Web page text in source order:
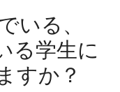
いる、
る学生に
すか？